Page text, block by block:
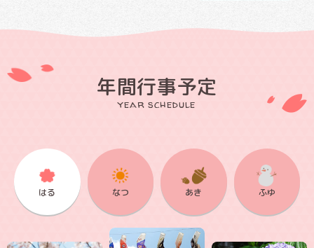
年間行事予定
year schedule
はる なつ あき ふゆ